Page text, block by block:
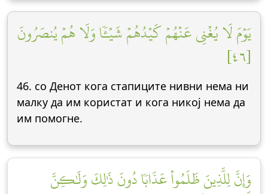
يَوۡمَ لَا يُغۡنِي عَنۡهُمۡ كَيۡدُهُمۡ شَيۡـٔٗا وَلَا هُمۡ يُنصَرُونَ
[٤٦]
46. со Денот кога стапиците нивни нема ни
малку да им користат и кога никој нема да
им помогне.
وَإِنَّ لِلَّذِينَ ظَلَمُواْ عَذَابٗا دُونَ ذَٰلِكَ وَلَٰكِنَّ